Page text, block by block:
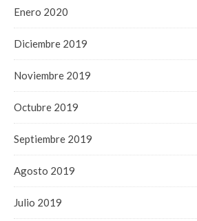
Enero 2020
Diciembre 2019
Noviembre 2019
Octubre 2019
Septiembre 2019
Agosto 2019
Julio 2019